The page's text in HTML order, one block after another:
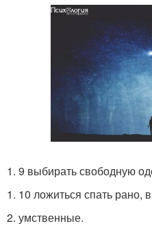
1. 9 выбирать свободную
1. 10 ложиться спать рано,
2. умственные.